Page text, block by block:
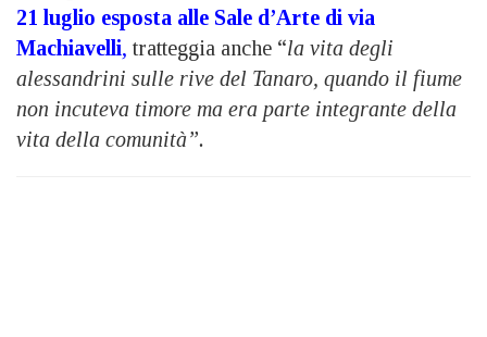
21 luglio esposta alle Sale d’Arte di via
Machiavelli, tratteggia anche “la vita degli
alessandrini sulle rive del Tanaro, quando il fiume
non incuteva timore ma era parte integrante della
vita della comunità”.